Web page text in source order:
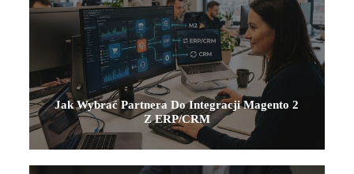
Jak Wybrać Partnera Do Integracji Magento 2
Z ERP/CRM